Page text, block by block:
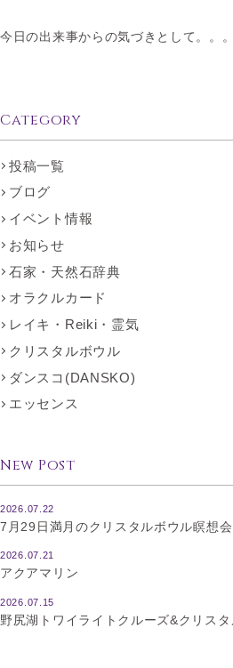
今日の出来事からの気づきとして。。。
Category
投稿一覧
ブログ
イベント情報
お知らせ
石家・天然石辞典
オラクルカード
レイキ・Reiki・霊気
クリスタルボウル
ダンスコ(DANSKO)
エッセンス
New Post
2026.07.22
7月29日満月のクリスタルボウル瞑想会
2026.07.21
アクアマリン
2026.07.15
野尻湖トワイライトクルーズ&クリス